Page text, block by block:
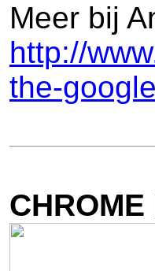
Meer bij
http://
the-